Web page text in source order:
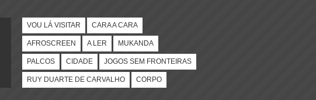
VOU LÁ VISITAR CARA A CARA
AFROSCREEN A LER MUKANDA
PALCOS CIDADE JOGOS SEM FRONTEIRAS
RUY DUARTE DE CARVALHO CORPO